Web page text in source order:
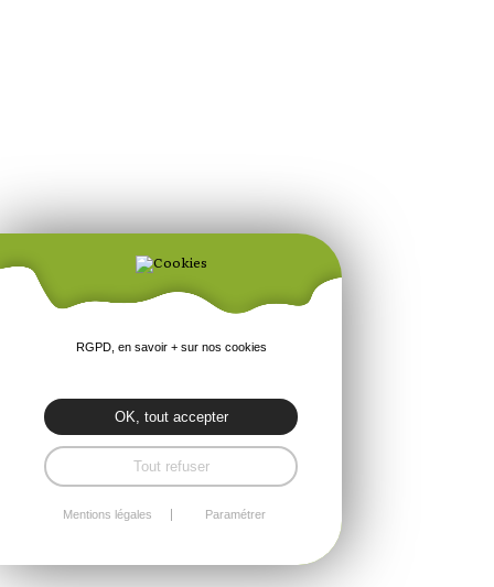
RGPD, en savoir + sur nos cookies
OK, tout accepter
Tout refuser
Mentions légales Paramétrer